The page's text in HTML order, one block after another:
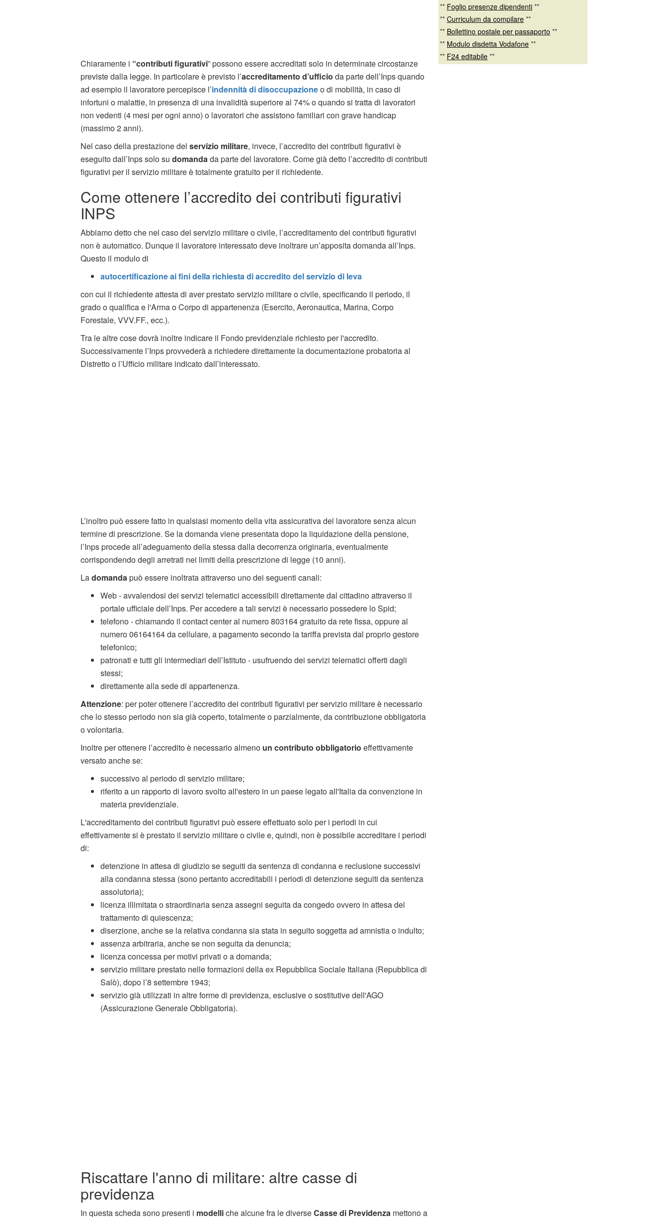
Chiaramente i “contributi figurativi” possono essere accreditati solo in determinate circostanze
previste dalla legge. In particolare è previsto l’accreditamento d’ufficio da parte dell’Inps quando
ad esempio il lavoratore percepisce l’indennità di disoccupazioneo di mobilità, in caso di
infortuni o malattie, in presenza di una invalidità superiore al 74% o quando si tratta di lavoratori
non vedenti (4 mesi per ogni anno) o lavoratori che assistono familiari con grave handicap
(massimo 2 anni).
Nel caso della prestazione del servizio militare, invece, l’accredito dei contributi figurativi è
eseguito dall’Inps solo su domanda da parte del lavoratore. Come già detto l’accredito di contributi
figurativi per il servizio militare è totalmente gratuito per il richiedente.
Come ottenere l’accredito dei contributi figurativi
INPS
Abbiamo detto che nel caso del servizio militare o civile, l’accreditamento dei contributi figurativi
non è automatico. Dunque il lavoratore interessato deve inoltrare un’apposita domanda all’Inps.
Questo il modulo di
autocertificazione ai fini della richiesta di accredito del servizio di leva
con cui il richiedente attesta di aver prestato servizio militare o civile, specificando il periodo, il
grado o qualifica e l'Arma o Corpo di appartenenza (Esercito, Aeronautica, Marina, Corpo
Forestale, VVV.FF., ecc.).
Tra le altre cose dovrà inoltre indicare il Fondo previdenziale richiesto per l'accredito.
Successivamente l’Inps provvederà a richiedere direttamente la documentazione probatoria al
Distretto o l’Ufficio militare indicato dall’interessato.
L’inoltro può essere fatto in qualsiasi momento della vita assicurativa del lavoratore senza alcun
termine di prescrizione. Se la domanda viene presentata dopo la liquidazione della pensione,
l’Inps procede all’adeguamento della stessa dalla decorrenza originaria, eventualmente
corrispondendo degli arretrati nei limiti della prescrizione di legge (10 anni).
Ladomanda può essere inoltrata attraverso uno dei seguenti canali:
Web - avvalendosi dei servizi telematici accessibili direttamente dal cittadino attraverso il
portale ufficiale dell’Inps. Per accedere a tali servizi è necessario possedere lo Spid;
telefono - chiamando il contact center al numero 803164 gratuito da rete fissa, oppure al
numero 06164164 da cellulare, a pagamento secondo la tariffa prevista dal proprio gestore
telefonico;
patronati e tutti gli intermediari dell’Istituto - usufruendo dei servizi telematici offerti dagli
stessi;
direttamente alla sede di appartenenza.
Attenzione: per poter ottenere l’accredito dei contributi figurativi per servizio militare è necessario
che lo stesso periodo non sia già coperto, totalmente o parzialmente, da contribuzione obbligatoria
o volontaria.
Inoltre per ottenere l’accredito è necessario almeno un contributo obbligatorio effettivamente
versato anche se:
successivo al periodo di servizio militare;
riferito a un rapporto di lavoro svolto all'estero in un paese legato all'Italia da convenzione in
materia previdenziale.
L'accreditamento dei contributi figurativi può essere effettuato solo per i periodi in cui
effettivamente si è prestato il servizio militare o civile e, quindi, non è possibile accreditare i periodi
di:
detenzione in attesa di giudizio se seguiti da sentenza di condanna e reclusione successivi
alla condanna stessa (sono pertanto accreditabili i periodi di detenzione seguiti da sentenza
assolutoria);
licenza illimitata o straordinaria senza assegni seguita da congedo ovvero in attesa del
trattamento di quiescenza;
diserzione, anche se la relativa condanna sia stata in seguito soggetta ad amnistia o indulto;
assenza arbitraria, anche se non seguita da denuncia;
licenza concessa per motivi privati o a domanda;
servizio militare prestato nelle formazioni della ex Repubblica Sociale Italiana (Repubblica di
Salò), dopo l’8 settembre 1943;
servizio già utilizzati in altre forme di previdenza, esclusive o sostitutive dell'AGO
(Assicurazione Generale Obbligatoria).
Riscattare l'anno di militare: altre casse di
previdenza
In questa scheda sono presenti i modelliche alcune fra le diverseCasse di Previdenza mettono a
** Foglio presenze dipendenti **
** Curriculum da compilare **
** Bollettino postale per passaporto **
** Modulo disdetta Vodafone **
** F24 editabile **